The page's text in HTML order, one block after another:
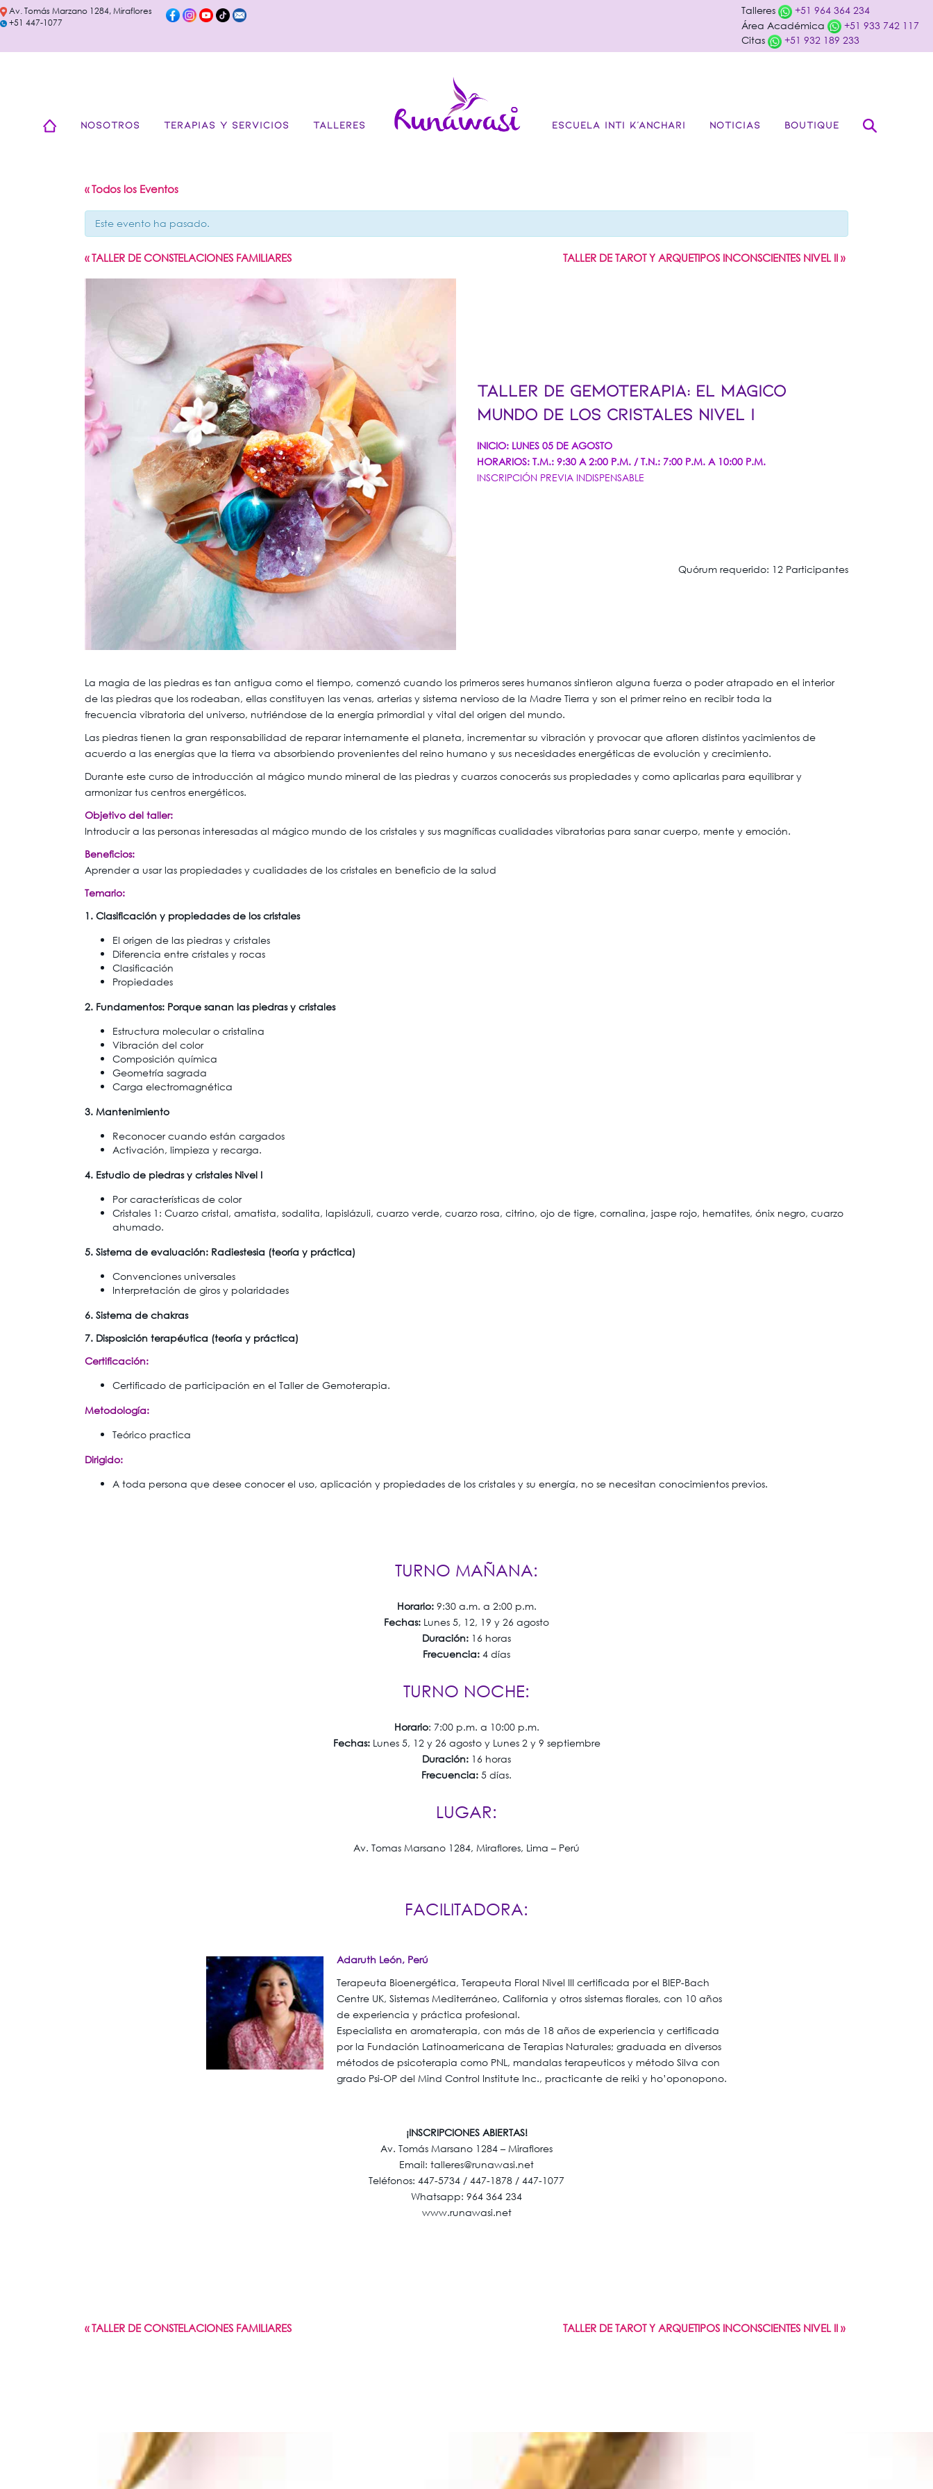
Av. Tomás Marzano 1284, Miraflores
+51 447-1077
Talleres
+51 964 364 234
Área Académica
+51 933 742 117
Citas
+51 932 189 233
NOSOTROS TERAPIAS Y SERVICIOS TALLERES ESCUELA INTI K’ANCHARI NOTICIAS BOUTIQUE
« Todos los Eventos
Este evento ha pasado.
«TALLER DE CONSTELACIONES FAMILIARES TALLER DE TAROT Y ARQUETIPOS INCONSCIENTES NIVEL II »
TALLER DE GEMOTERAPIA: EL MÁGICO
MUNDO DE LOS CRISTALES NIVEL I
INICIO: LUNES 05 DE AGOSTO
HORARIOS: T.M.: 9:30 A 2:00 P.M. / T.N.: 7:00 P.M. A 10:00 P.M.
INSCRIPCIÓN PREVIA INDISPENSABLE
Quórum requerido: 12 Participantes
La magia de las piedras es tan antigua como el tiempo, comenzó cuando los primeros seres humanos sintieron alguna fuerza o poder atrapado en el interior
de las piedras que los rodeaban, ellas constituyen las venas, arterias y sistema nervioso de la Madre Tierra y son el primer reino en recibir toda la
frecuencia vibratoria del universo, nutriéndose de la energía primordial y vital del origen del mundo.
Las piedras tienen la gran responsabilidad de reparar internamente el planeta, incrementar su vibración y provocar que afloren distintos yacimientos de
acuerdo a las energías que la tierra va absorbiendo provenientes del reino humano y sus necesidades energéticas de evolución y crecimiento.
Durante este curso de introducción al mágico mundo mineral de las piedras y cuarzos conocerás sus propiedades y como aplicarlas para equilibrar y
armonizar tus centros energéticos.
Objetivo del taller:
Introducir a las personas interesadas al mágico mundo de los cristales y sus magníficas cualidades vibratorias para sanar cuerpo, mente y emoción.
Beneficios:
Aprender a usar las propiedades y cualidades de los cristales en beneficio de la salud
Temario:
1. Clasificación y propiedades de los cristales
El origen de las piedras y cristales
Diferencia entre cristales y rocas
Clasificación
Propiedades
2. Fundamentos: Porque sanan las piedras y cristales
Estructura molecular o cristalina
Vibración del color
Composición química
Geometría sagrada
Carga electromagnética
3. Mantenimiento
Reconocer cuando están cargados
Activación, limpieza y recarga.
4. Estudio de piedras y cristales Nivel I
Por características de color
Cristales 1: Cuarzo cristal, amatista, sodalita, lapislázuli, cuarzo verde, cuarzo rosa, citrino, ojo de tigre, cornalina, jaspe rojo, hematites, ónix negro, cuarzo
ahumado.
5. Sistema de evaluación: Radiestesia (teoría y práctica)
Convenciones universales
Interpretación de giros y polaridades
6. Sistema de chakras
7. Disposición terapéutica (teoría y práctica)
Certificación:
Certificado de participación en el Taller de Gemoterapia.
Metodología:
Teórico practica
Dirigido:
A toda persona que desee conocer el uso, aplicación y propiedades de los cristales y su energía, no se necesitan conocimientos previos.
TURNO MAÑANA:
Horario:9:30 a.m. a 2:00 p.m.
Fechas: Lunes 5, 12, 19 y 26 agosto
Duración: 16 horas
Frecuencia: 4 días
TURNO NOCHE:
Horario: 7:00 p.m. a 10:00 p.m.
Fechas:Lunes 5, 12 y 26 agosto y Lunes 2 y 9 septiembre
Duración: 16 horas
Frecuencia: 5 días.
LUGAR:
Av. Tomas Marsano 1284, Miraflores, Lima – Perú
FACILITADORA:
Adaruth León, Perú
Terapeuta Bioenergética, Terapeuta Floral Nivel III certificada por el BIEP-Bach
Centre UK, Sistemas Mediterráneo, California y otros sistemas florales, con 10 años
de experiencia y práctica profesional.
Especialista en aromaterapia, con más de 18 años de experiencia y certificada
por la Fundación Latinoamericana de Terapias Naturales; graduada en diversos
métodos de psicoterapia como PNL, mandalas terapeuticos y método Silva con
grado Psi-OP del Mind Control Institute Inc., practicante de reiki y ho’oponopono.
¡INSCRIPCIONES ABIERTAS!
Av. Tomás Marsano 1284 – Miraflores
Email: talleres@runawasi.net
Teléfonos: 447-5734 / 447-1878 / 447-1077
Whatsapp: 964 364 234
www.runawasi.net
«TALLER DE CONSTELACIONES FAMILIARES TALLER DE TAROT Y ARQUETIPOS INCONSCIENTES NIVEL II »